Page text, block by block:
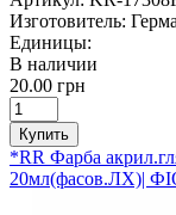
Изготовитель:
Единицы:
В наличии
20.00 грн
Купить
*RR Фарба
20мл(фасов.ЛХ)|